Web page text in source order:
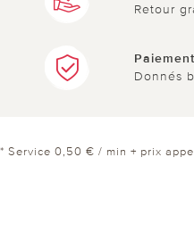
Retour
Donnés
* Service 0,50 € / min + prix